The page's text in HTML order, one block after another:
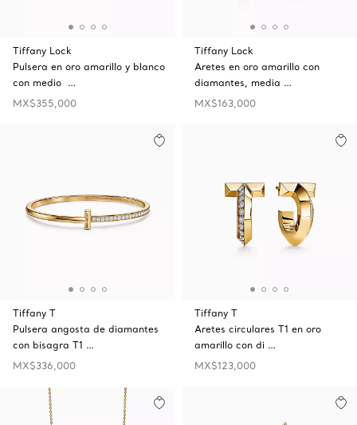
Tiffany Lock
Pulsera en oro amarillo y blanco
con medio …
MX$355,000
Tiffany Lock
Aretes en oro amarillo con
diamantes, media …
MX$163,000
Tiffany T
Pulsera angosta de diamantes
con bisagra T1 …
MX$336,000
Tiffany T
Aretes circulares T1 en oro
amarillo con di …
MX$123,000